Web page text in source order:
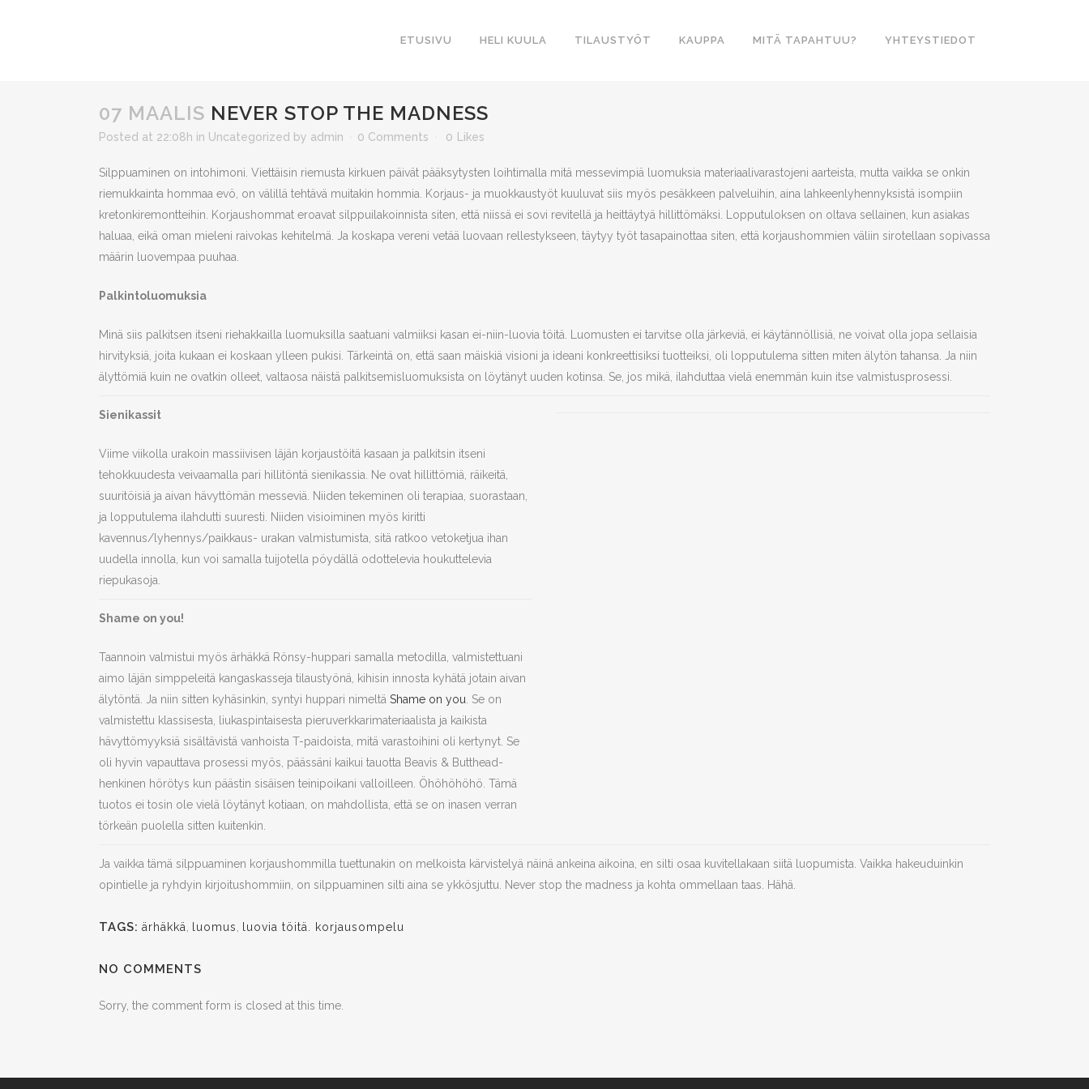
ETUSIVU HELI KUULA TILAUSTYÖT KAUPPA MITÄ TAPAHTUU? YHTEYSTIEDOT
07 MAALIS NEVER STOP THE MADNESS
Posted at 22:08h in Uncategorized by admin 0 Comments 0 Likes
Silppuaminen on intohimoni. Viettäisin riemusta kirkuen päivät pääksytysten loihtimalla mitä messevimpiä luomuksia materiaalivarastojeni aarteista, mutta vaikka se onkin
riemukkainta hommaa evö, on välillä tehtävä muitakin hommia. Korjaus- ja muokkaustyöt kuuluvat siis myös pesäkkeen palveluihin, aina lahkeenlyhennyksistä isompiin
kretonkiremontteihin. Korjaushommat eroavat silppuilakoinnista siten, että niissä ei sovi revitellä ja heittäytyä hillittömäksi. Lopputuloksen on oltava sellainen, kun asiakas
haluaa, eikä oman mieleni raivokas kehitelmä. Ja koskapa vereni vetää luovaan rellestykseen, täytyy työt tasapainottaa siten, että korjaushommien väliin sirotellaan sopivassa
määrin luovempaa puuhaa.
Palkintoluomuksia
Minä siis palkitsen itseni riehakkailla luomuksilla saatuani valmiiksi kasan ei-niin-luovia töitä. Luomusten ei tarvitse olla järkeviä, ei käytännöllisiä, ne voivat olla jopa sellaisia
hirvityksiä, joita kukaan ei koskaan ylleen pukisi. Tärkeintä on, että saan mäiskiä visioni ja ideani konkreettisiksi tuotteiksi, oli lopputulema sitten miten älytön tahansa. Ja niin
älyttömiä kuin ne ovatkin olleet, valtaosa näistä palkitsemisluomuksista on löytänyt uuden kotinsa. Se, jos mikä, ilahduttaa vielä enemmän kuin itse valmistusprosessi.
Sienikassit
Viime viikolla urakoin massiivisen läjän korjaustöitä kasaan ja palkitsin itseni
tehokkuudesta veivaamalla pari hillitöntä sienikassia. Ne ovat hillittömiä, räikeitä,
suuritöisiä ja aivan hävyttömän messeviä. Niiden tekeminen oli terapiaa, suorastaan,
ja lopputulema ilahdutti suuresti. Niiden visioiminen myös kiritti
kavennus/lyhennys/paikkaus- urakan valmistumista, sitä ratkoo vetoketjua ihan
uudella innolla, kun voi samalla tuijotella pöydällä odottelevia houkuttelevia
riepukasoja.
Shame on you!
Taannoin valmistui myös ärhäkkä Rönsy-huppari samalla metodilla, valmistettuani
aimo läjän simppeleitä kangaskasseja tilaustyönä, kihisin innosta kyhätä jotain aivan
älytöntä. Ja niin sitten kyhäsinkin, syntyi huppari nimeltä Shame on you . Se on
valmistettu klassisesta, liukaspintaisesta pieruverkkarimateriaalista ja kaikista
hävyttömyyksiä sisältävistä vanhoista T-paidoista, mitä varastoihini oli kertynyt. Se
oli hyvin vapauttava prosessi myös, päässäni kaikui tauotta Beavis & Butthead-
henkinen hörötys kun päästin sisäisen teinipoikani valloilleen. Öhöhöhöhö. Tämä
tuotos ei tosin ole vielä löytänyt kotiaan, on mahdollista, että se on inasen verran
törkeän puolella sitten kuitenkin.
Ja vaikka tämä silppuaminen korjaushommilla tuettunakin on melkoista kärvistelyä näinä ankeina aikoina, en silti osaa kuvitellakaan siitä luopumista. Vaikka hakeuduinkin
opintielle ja ryhdyin kirjoitushommiin, on silppuaminen silti aina se ykkösjuttu. Never stop the madness ja kohta ommellaan taas. Hähä.
TAGS: ärhäkkä luomus luovia töitä. korjausompelu
NO COMMENTS
Sorry, the comment form is closed at this time.